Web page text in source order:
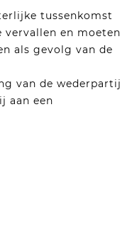
tussenkomst
en moeten
als gevolg van de
van de wederpartij
aan een